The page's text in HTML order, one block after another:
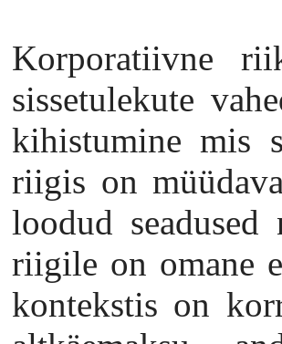
Korporatiivne
sissetulekute
kihistumine mis
riigis on
loodud
riigile on omane
kontekstis on